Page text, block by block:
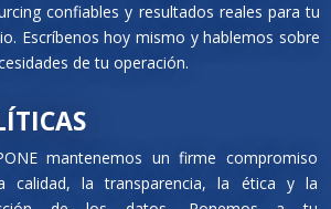
confiables y resultados reales para tu
Escríbenos hoy mismo y hablemos sobre
de tu operación.
mantenemos un firme compromiso
calidad, la transparencia, la ética y la